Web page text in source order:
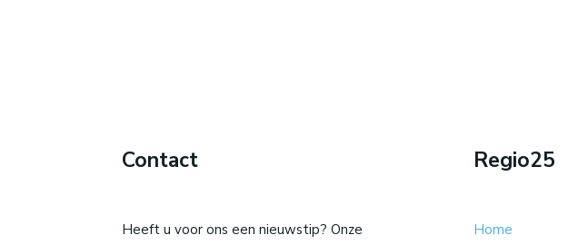
Contact
Heeft u voor ons een nieuwstip? Onze
Regio25
Home